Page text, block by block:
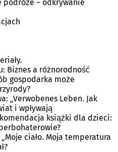
podróże – odkrywanie
Biznes a różnorodność
gospodarka może
„Verwobenes Leben. Jak
i wpływają
książki dla dzieci:
ciało. Moja temperatura